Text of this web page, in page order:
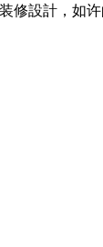
修設計，如